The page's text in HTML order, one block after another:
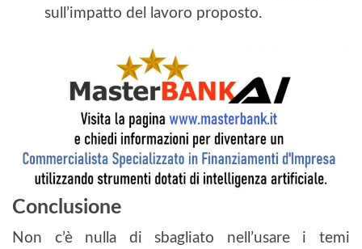
sull’impatto del lavoro proposto.
Conclusione
Non c’è nulla di sbagliato nell’usare i temi